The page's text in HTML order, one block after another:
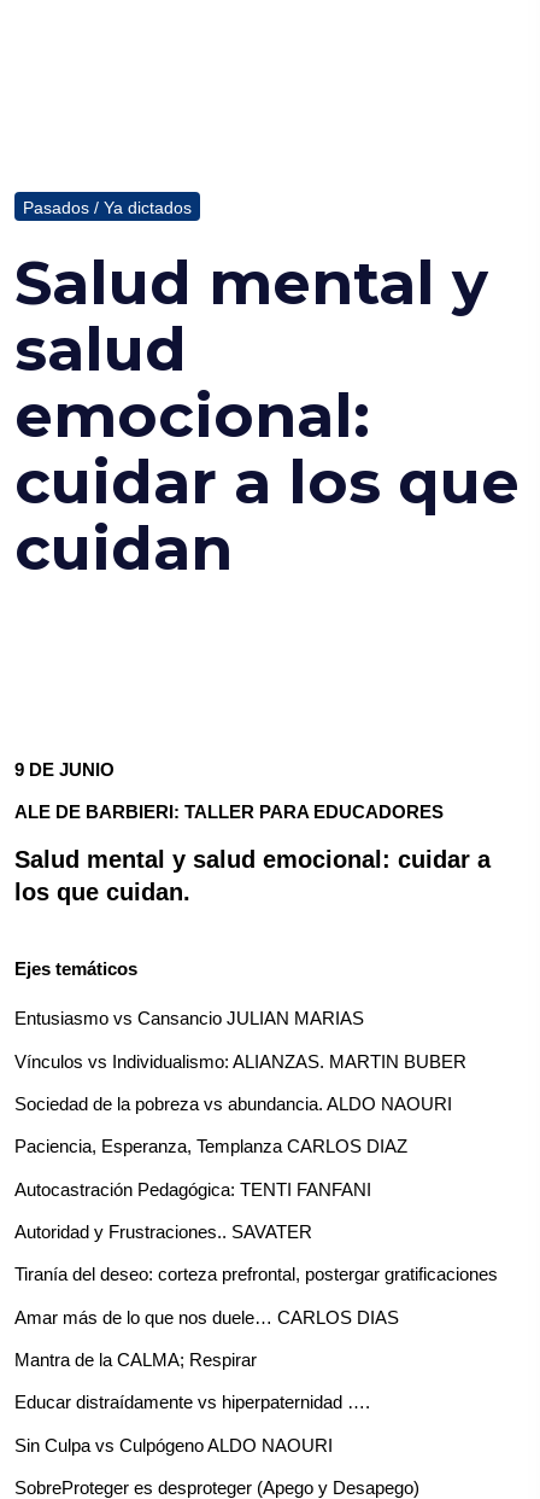
Pasados / Ya dictados
Salud mental y
salud
emocional:
cuidar a los que
cuidan
9 DE JUNIO
ALE DE BARBIERI: TALLER PARA EDUCADORES
Salud mental y salud emocional: cuidar a
los que cuidan.
Ejes temáticos
Entusiasmo vs Cansancio JULIAN MARIAS
Vínculos vs Individualismo: ALIANZAS. MARTIN BUBER
Sociedad de la pobreza vs abundancia. ALDO NAOURI
Paciencia, Esperanza, Templanza CARLOS DIAZ
Autocastración Pedagógica: TENTI FANFANI
Autoridad y Frustraciones.. SAVATER
Tiranía del deseo: corteza prefrontal, postergar gratificaciones
Amar más de lo que nos duele… CARLOS DIAS
Mantra de la CALMA; Respirar
Educar distraídamente vs hiperpaternidad ….
Sin Culpa vs Culpógeno ALDO NAOURI
SobreProteger es desproteger (Apego y Desapego)